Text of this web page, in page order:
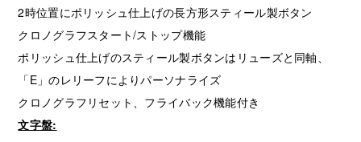
2時位置にポリッシュ仕上げの長方形スティール製ボタン
クロノグラフスタート/ストップ機能
ポリッシュ仕上げのスティール製ボタンはリューズと同軸、
「E」のレリーフによりパーソナライズ
クロノグラフリセット、フライバック機能付き
文字盤: